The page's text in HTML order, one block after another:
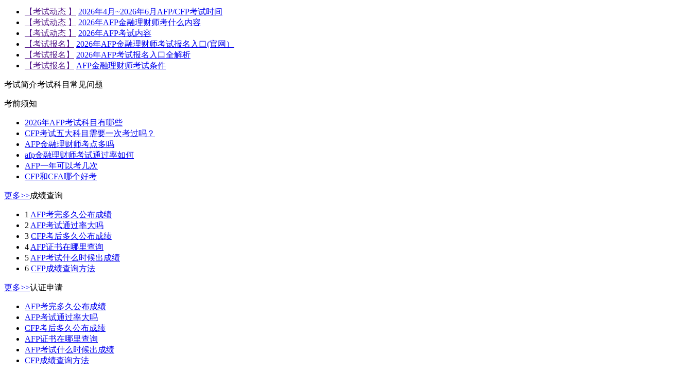
【考试动态 】
2026年4月~2026年6月AFP/CFP考试时间
【考试动态 】
2026年AFP金融理财师考什么内容
【考试动态 】
2026年AFP考试内容
【考试报名】
2026年AFP金融理财师考试报名入口(官网）
【考试报名】
2026年AFP考试报名入口全解析
【考试报名】
AFP金融理财师考试条件
考试简介考试科目 常见问题
考前须知
2026年AFP考试科目有哪些
CFP考试五大科目需要一次考过吗？
AFP金融理财师考点多吗
afp金融理财师考试通过率如何
AFP一年可以考几次
CFP和CFA哪个好考
更多>>成绩查询
1 AFP考完多久公布成绩
2 AFP考试通过率大吗
3 CFP考后多久公布成绩
4 AFP证书在哪里查询
5 AFP考试什么时候出成绩
6 CFP成绩查询方法
更多>>认证申请
AFP考完多久公布成绩
AFP考试通过率大吗
CFP考后多久公布成绩
AFP证书在哪里查询
AFP考试什么时候出成绩
CFP成绩查询方法